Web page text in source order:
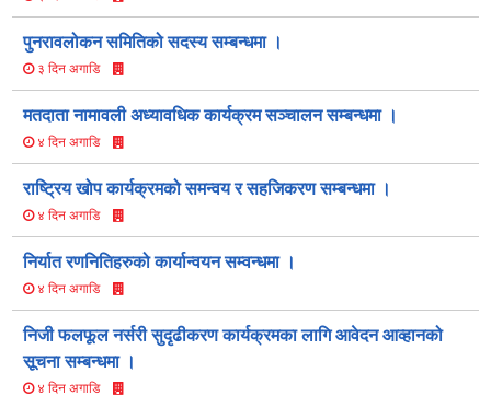
पुनरावलोकन समितिको सदस्य सम्बन्धमा ।
३ दिन अगाडि
मतदाता नामावली अध्यावधिक कार्यक्रम सञ्चालन सम्बन्धमा ।
४ दिन अगाडि
राष्ट्रिय खोप कार्यक्रमको समन्वय र सहजिकरण सम्बन्धमा ।
४ दिन अगाडि
निर्यात रणनितिहरुको कार्यान्वयन सम्वन्धमा ।
४ दिन अगाडि
निजी फलफूल नर्सरी सुदृढीकरण कार्यक्रमका लागि आवेदन आव्हानको
सूचना सम्बन्धमा ।
४ दिन अगाडि